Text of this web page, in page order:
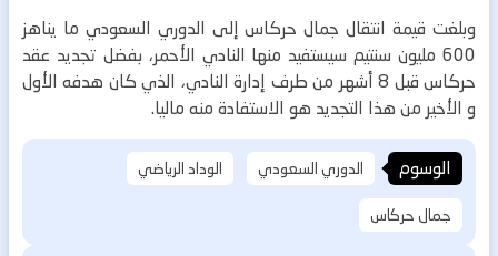
وبلغت قيمة انتقال جمال حركاس إلى الدوري السعودي ما يناهز
600 مليون سنتيم سيستفيد منها النادي الأحمر، بفضل تجديد عقد
حركاس قبل 8 أشهر من طرف إدارة النادي، الذي كان هدفه الأول
و الأخير من هذا التجديد هو الاستفادة منه ماليا.
الوسوم الدوري السعودي
الوداد الرياضي
جمال حركاس